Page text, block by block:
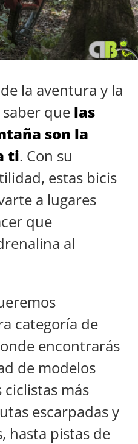
la aventura y la
que las
son la
ti. Con su
estas bicis
a lugares
que
al
categoría de
encontrarás
de modelos
más
escarpadas y
hasta pistas de